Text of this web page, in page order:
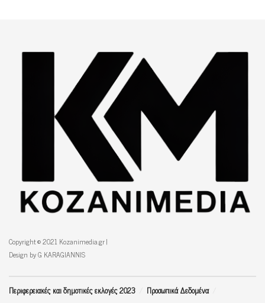
Copyright © 2021 Kozanimedia.gr |
Design by G KARAGIANNIS
Περιφερειακές και δημοτικές εκλογές 2023
Προσωπικά Δεδομένα